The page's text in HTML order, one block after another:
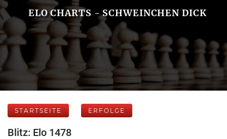
ELO CHARTS - SCHWEINCHEN DICK
STARTSEITE ERFOLGE
Blitz: Elo 1478